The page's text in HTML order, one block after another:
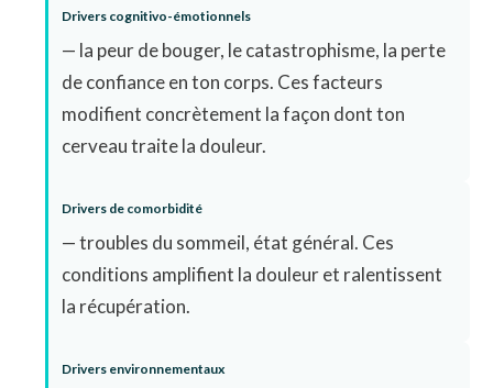
Drivers cognitivo-émotionnels
— la peur de bouger, le catastrophisme, la perte
de confiance en ton corps. Ces facteurs
modifient concrètement la façon dont ton
cerveau traite la douleur.
Drivers de comorbidité
— troubles du sommeil, état général. Ces
conditions amplifient la douleur et ralentissent
la récupération.
Drivers environnementaux